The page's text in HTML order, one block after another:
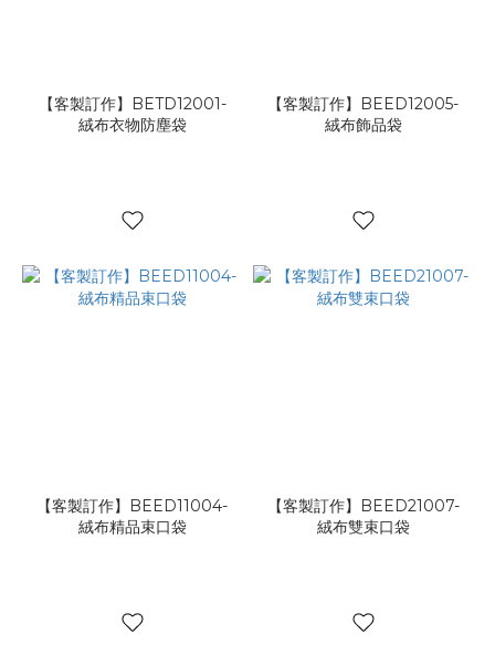
【客製訂作】BETD12001-
絨布衣物防塵袋
【客製訂作】BEED12005-
絨布飾品袋
【客製訂作】BEED11004-
絨布精品束口袋
【客製訂作】BEED21007-
絨布雙束口袋